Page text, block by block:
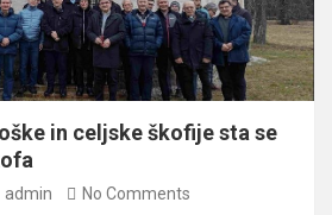
in celjske škofije sta se
admin No Comments